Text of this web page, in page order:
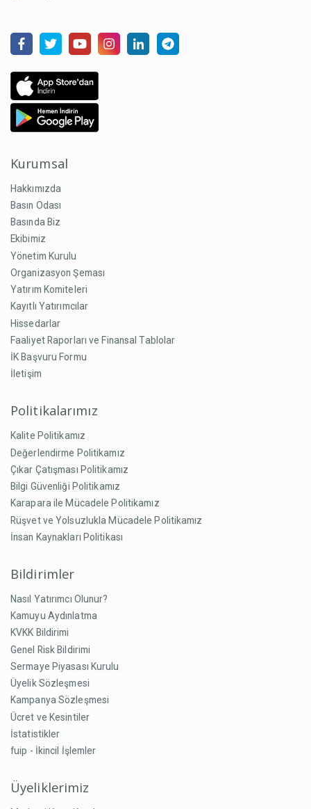
Kurumsal
Hakkımızda
Basın Odası
Basında Biz
Ekibimiz
Yönetim Kurulu
Organizasyon Şeması
Yatırım Komiteleri
Kayıtlı Yatırımcılar
Hissedarlar
Faaliyet Raporları ve Finansal Tablolar
İK Başvuru Formu
İletişim
Politikalarımız
Kalite Politikamız
Değerlendirme Politikamız
Çıkar Çatışması Politikamız
Bilgi Güvenliği Politikamız
Karapara ile Mücadele Politikamız
Rüşvet ve Yolsuzlukla Mücadele Politikamız
İnsan Kaynakları Politikası
Bildirimler
Nasıl Yatırımcı Olunur?
Kamuyu Aydınlatma
KVKK Bildirimi
Genel Risk Bildirimi
Sermaye Piyasası Kurulu
Üyelik Sözleşmesi
Kampanya Sözleşmesi
Ücret ve Kesintiler
İstatistikler
fuip - İkincil İşlemler
Üyeliklerimiz